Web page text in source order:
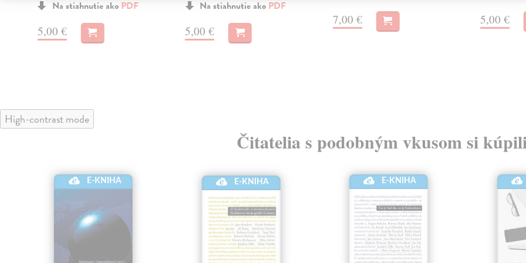
Na stiahnutie ako PDF
5,00 €
Na stiahnutie ako PDF
5,00 €
7,00 € 5,00 €
High-contrast mode
Čitatelia s podobným vkusom si
E-KNIHA E-KNIHA E-KNIHA